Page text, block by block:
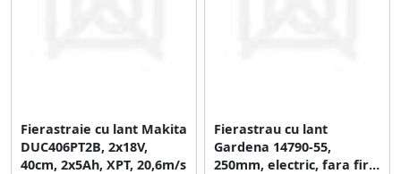
Fierastraie cu lant Makita
DUC406PT2B, 2x18V,
40cm, 2x5Ah, XPT, 20,6m/s
Fierastrau cu lant
Gardena 14790-55,
250mm, electric, fara fir,